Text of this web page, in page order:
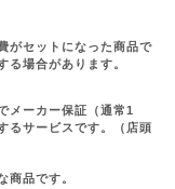
がセットになった商品で
場合があります。
メーカー保証（通常1
るサービスです。（店頭
商品です。